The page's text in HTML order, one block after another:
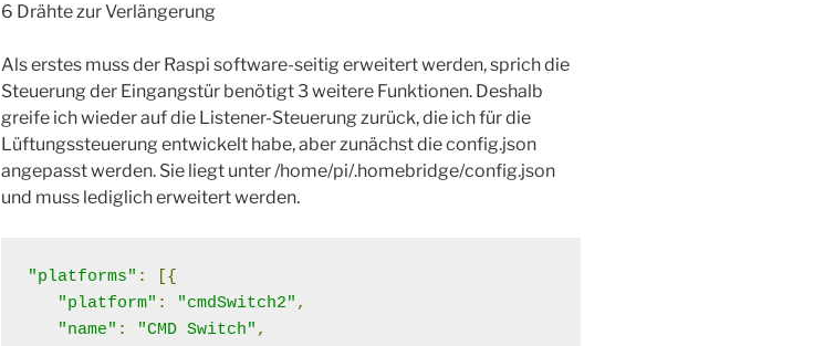
6 Drähte zur Verlängerung
Als erstes muss der Raspi software-seitig erweitert werden, sprich die
Steuerung der Eingangstür benötigt 3 weitere Funktionen. Deshalb
greife ich wieder auf die Listener-Steuerung zurück, die ich für die
Lüftungssteuerung entwickelt habe, aber zunächst die config.json
angepasst werden. Sie liegt unter /home/pi/.homebridge/config.json
und muss lediglich erweitert werden.
"platforms" :
[{
"platform" : "cmdSwitch2" ,
"name" : "CMD Switch" ,